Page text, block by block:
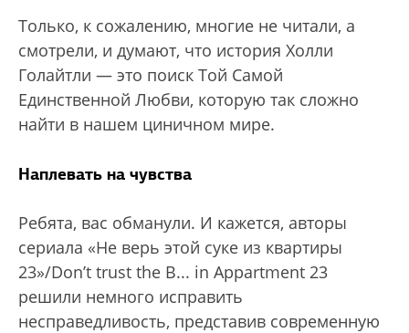
Только, к сожалению, многие не читали, а
смотрели, и думают, что история Холли
Голайтли — это поиск Той Самой
Единственной Любви, которую так сложно
найти в нашем циничном мире.
Наплевать на чувства
Ребята, вас обманули. И кажется, авторы
сериала «Не верь этой суке из квартиры
23»/Don’t trust the B... in Appartment 23
решили немного исправить
несправедливость, представив современную